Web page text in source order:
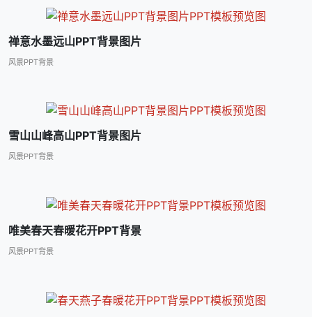
禅意水墨远山PPT背景图片
风景PPT背景
雪山山峰高山PPT背景图片
风景PPT背景
唯美春天春暖花开PPT背景
风景PPT背景